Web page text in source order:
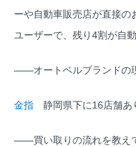
ーや自動車販売店が直接
ユーザーで、残り4割が自
――オートベルブランドの
金指 静岡県下に16店舗あ
――買い取りの流れを教え